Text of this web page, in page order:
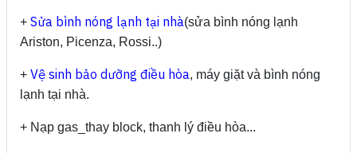
+ Sửa bình nóng lạnh tại nhà(sửa bình nóng lạnh
Ariston, Picenza, Rossi..)
+ Vệ sinh bảo dưỡng điều hòa, máy giặt và bình nóng
lạnh tại nhà.
+ Nạp gas_thay block, thanh lý điều hòa...